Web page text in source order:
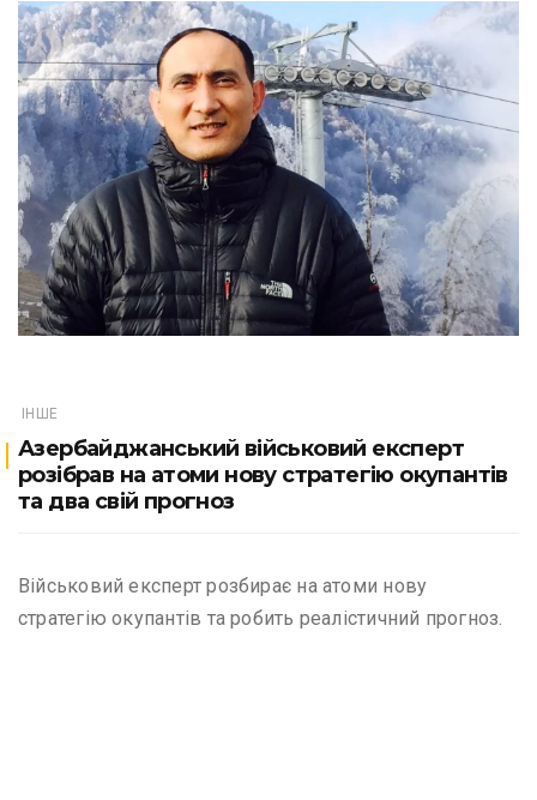
ІНШЕ
Азербайджанський військовий експерт
розібрав на атоми нову стратегію окупантів
та два свій прогноз
Військовий експерт розбирає на атоми нову
стратегію окупантів та робить реалістичний прогноз.